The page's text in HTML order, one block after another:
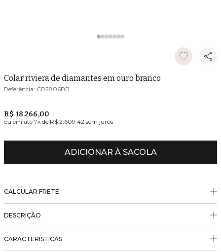
Colar riviera de diamantes em ouro branco
CR2806BB
R$ 18.266,00
ou em até 7x de R$ 2.609,42 sem juros
ADICIONAR À SACOLA
CALCULAR FRETE
DESCRIÇÃO
CARACTERÍSTICAS